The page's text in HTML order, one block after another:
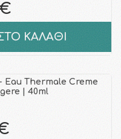
ΚΑΛΑΘΙ
Eau Thermale Creme
| 40ml